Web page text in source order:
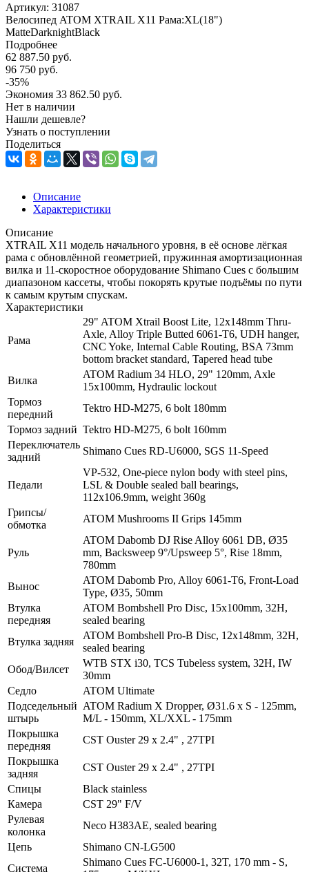
Артикул: 31087
Велосипед ATOM XTRAIL X11 Рама:XL(18")
MatteDarknightBlack
Подробнее
62 887.50 руб.
96 750 руб.
-35%
Экономия 33 862.50 руб.
Нет в наличии
Нашли дешевле?
Узнать о поступлении
Поделиться
Описание
Характеристики
Описание
XTRAIL X11 модель начального уровня, в её основе лёгкая
рама с обновлённой геометрией, пружинная амортизационная
вилка и 11-скоростное оборудование Shimano Cues с большим
диапазоном кассеты, чтобы покорять крутые подъёмы по пути
к самым крутым спускам.
Характеристики
Рама
29" ATOM Xtrail Boost Lite, 12x148mm Thru-
Axle, Alloy Triple Butted 6061-T6, UDH hanger,
CNC Yoke, Internal Cable Routing, BSA 73mm
bottom bracket standard, Tapered head tube
Вилка
ATOM Radium 34 HLO, 29" 120mm, Axle
15x100mm, Hydraulic lockout
Тормоз
передний
Tektro HD-M275, 6 bolt 180mm
Тормоз задний Tektro HD-M275, 6 bolt 160mm
Переключатель
задний
Shimano Cues RD-U6000, SGS 11-Speed
Педали
VP-532, One-piece nylon body with steel pins,
LSL & Double sealed ball bearings,
112x106.9mm, weight 360g
Грипсы/
обмотка
ATOM Mushrooms II Grips 145mm
Руль
ATOM Dabomb DJ Rise Alloy 6061 DB, Ø35
mm, Backsweep 9°/Upsweep 5°, Rise 18mm,
780mm
Вынос
ATOM Dabomb Pro, Alloy 6061-T6, Front-Load
Type, Ø35, 50mm
Втулка
передняя
ATOM Bombshell Pro Disc, 15x100mm, 32H,
sealed bearing
Втулка задняя
ATOM Bombshell Pro-B Disc, 12x148mm, 32H,
sealed bearing
Обод/Вилсет
WTB STX i30, TCS Tubeless system, 32H, IW
30mm
Седло
ATOM Ultimate
Подседельный
штырь
ATOM Radium X Dropper, Ø31.6 x S - 125mm,
M/L - 150mm, XL/XXL - 175mm
Покрышка
передняя
CST Ouster 29 x 2.4" , 27TPI
Покрышка
задняя
CST Ouster 29 x 2.4" , 27TPI
Спицы
Black stainless
Камера
CST 29" F/V
Рулевая
колонка
Neco H383AE, sealed bearing
Цепь
Shimano CN-LG500
Система
Shimano Cues FC-U6000-1, 32T, 170 mm - S,